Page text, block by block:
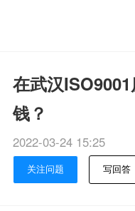
在武汉
钱？
2022-03-24 15:25
关注问题 写回答